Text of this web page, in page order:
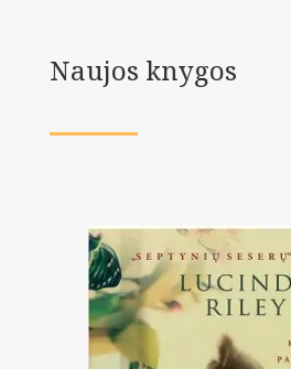
Naujos knygos